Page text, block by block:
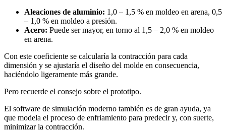
Aleaciones de aluminio: 1,0 – 1,5 % en moldeo en arena, 0,5
– 1,0 % en moldeo a presión.
Acero: Puede ser mayor, en torno al 1,5 – 2,0 % en moldeo
en arena.
Con este coeficiente se calcularía la contracción para cada
dimensión y se ajustaría el diseño del molde en consecuencia,
haciéndolo ligeramente más grande.
Pero recuerde el consejo sobre el prototipo.
El software de simulación moderno también es de gran ayuda, ya
que modela el proceso de enfriamiento para predecir y, con suerte,
minimizar la contracción.